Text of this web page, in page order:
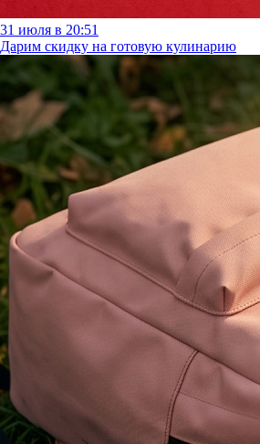
31 июля в 20:51
Дарим скидку на готовую кулинарию